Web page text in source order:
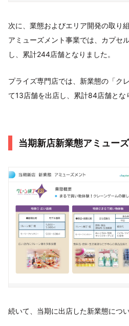
次に、業態およびエリア開発の取り
アミューズメント事業では、カプセ
し、累計244店舗となりました。
プライズ専門店では、新業態の「ク
て13店舗を出店し、累計84店舗とな
当期新店新業態アミュー
続いて、当期に出店した新業態につ